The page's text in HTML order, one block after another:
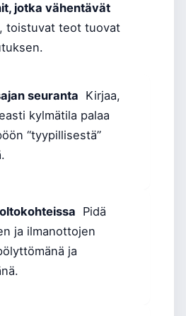
jotka vähentävät
toistuvat teot tuovat
seuranta
Kirjaa,
kylmätila palaa
“tyypillisestä”
Pidä
ja ilmanottojen
ja